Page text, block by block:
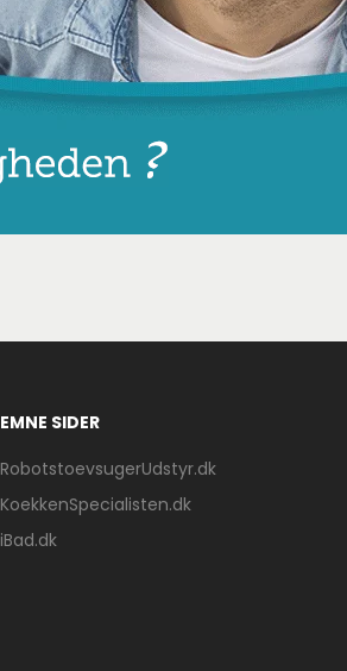
EMNE SIDER
RobotstoevsugerUdstyr.dk
KoekkenSpecialisten.dk
iBad.dk